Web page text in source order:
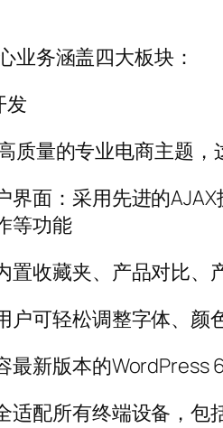
业务涵盖四大板块：
发
质量的专业电商主题
界面：采用先进的
等功能
置收藏夹、产品对比
户可轻松调整字体、
最新版本的WordPress
适配所有终端设备，